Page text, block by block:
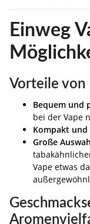
Einweg
Vorteile von
Bequem und
bei der Vape
Kompakt
Große
Vape etwas